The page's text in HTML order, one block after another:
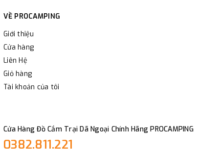
VỀ PROCAMPING
Giới thiệu
Cửa hàng
Liên Hệ
Giỏ hàng
Tài khoản của tôi
Cửa Hàng Đồ Cắm Trại Dã Ngoại Chính Hãng PROCAMPING
0382.811.221